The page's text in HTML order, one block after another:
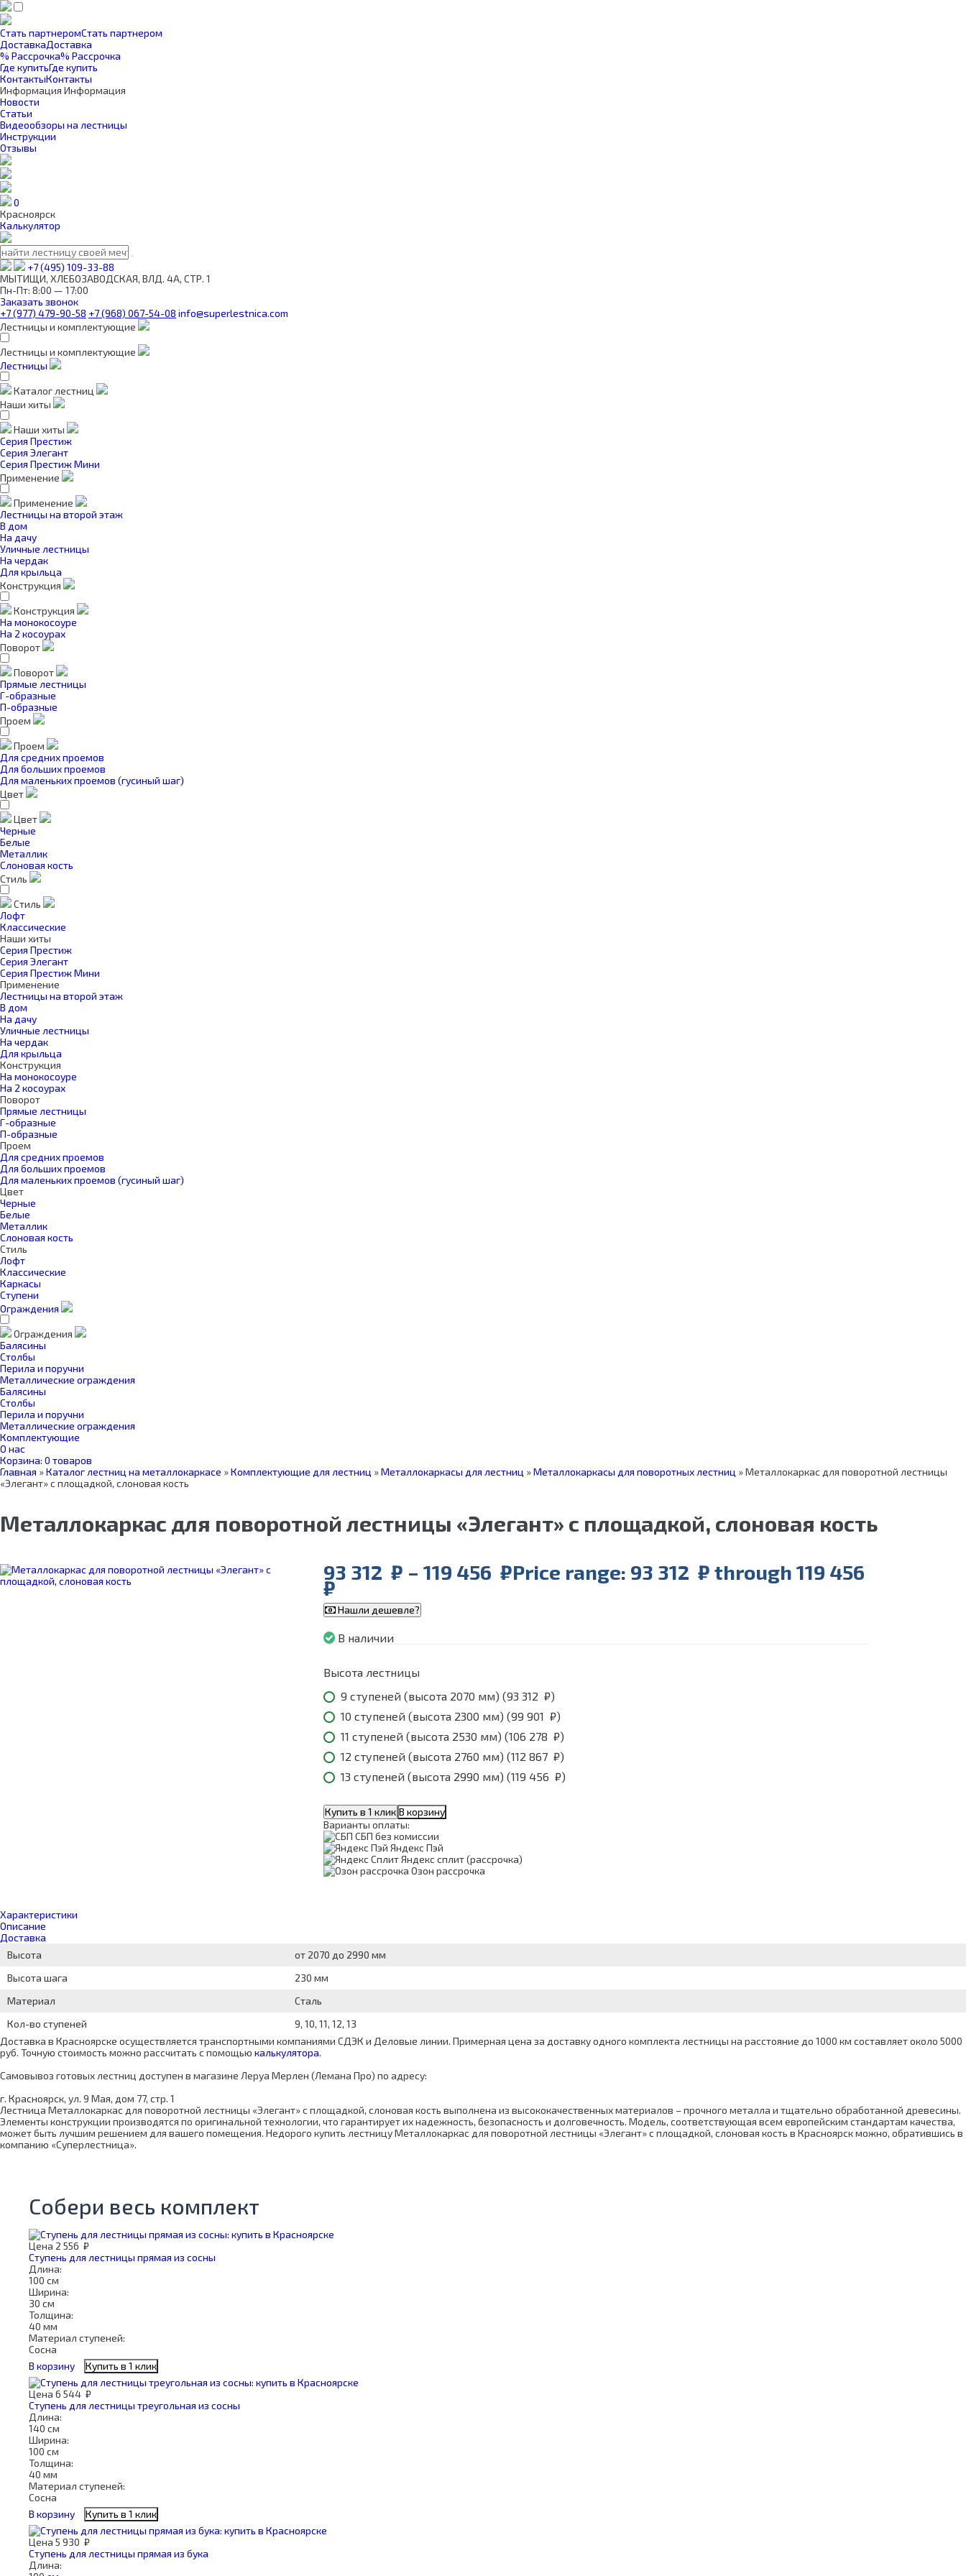
Стать партнеромСтать партнером
ДоставкаДоставка
% Рассрочка% Рассрочка
Где купитьГде купить
КонтактыКонтакты
Информация Информация
Новости
Статьи
Видеообзоры на лестницы
Инструкции
Отзывы
0
Красноярск
Калькулятор
+7 (495) 109-33-88
МЫТИЩИ, ХЛЕБОЗАВОДСКАЯ, ВЛД. 4А, СТР. 1
Пн-Пт: 8:00 — 17:00
Заказать звонок
+7 (977) 479-90-58 +7 (968) 067-54-08 info@superlestnica.com
Лестницы и комплектующие
Лестницы и комплектующие
Лестницы
Каталог лестниц
Наши хиты
Наши хиты
Серия Престиж
Серия Элегант
Серия Престиж Мини
Применение
Применение
Лестницы на второй этаж
В дом
На дачу
Уличные лестницы
На чердак
Для крыльца
Конструкция
Конструкция
На монокосоуре
На 2 косоурах
Поворот
Поворот
Прямые лестницы
Г-образные
П-образные
Проем
Проем
Для средних проемов
Для больших проемов
Для маленьких проемов (гусиный шаг)
Цвет
Цвет
Черные
Белые
Металлик
Слоновая кость
Стиль
Стиль
Лофт
Классические
Наши хиты
Серия Престиж
Серия Элегант
Серия Престиж Мини
Применение
Лестницы на второй этаж
В дом
На дачу
Уличные лестницы
На чердак
Для крыльца
Конструкция
На монокосоуре
На 2 косоурах
Поворот
Прямые лестницы
Г-образные
П-образные
Проем
Для средних проемов
Для больших проемов
Для маленьких проемов (гусиный шаг)
Цвет
Черные
Белые
Металлик
Слоновая кость
Стиль
Лофт
Классические
Каркасы
Ступени
Ограждения
Ограждения
Балясины
Столбы
Перила и поручни
Металлические ограждения
Балясины
Столбы
Перила и поручни
Металлические ограждения
Комплектующие
О нас
Корзина: 0 товаров
Главная »Каталог лестниц на металлокаркасе »Комплектующие для лестниц »Металлокаркасы для лестниц »Металлокаркасы для поворотных лестниц »Металлокаркас для поворотной лестницы
«Элегант» с площадкой, слоновая кость
Металлокаркас для поворотной лестницы «Элегант» с площадкой, слоновая кость
93 312 ₽ – 119 456 ₽Price range: 93 312 ₽ through 119 456
₽
Нашли дешевле?
В наличии
Высота лестницы
9 ступеней (высота 2070 мм) (93 312 ₽)
10 ступеней (высота 2300 мм) (99 901 ₽)
11 ступеней (высота 2530 мм) (106 278 ₽)
12 ступеней (высота 2760 мм) (112 867 ₽)
13 ступеней (высота 2990 мм) (119 456 ₽)
Купить в 1 клик В корзину
Варианты оплаты:
СБП без комиссии
Яндекс Пэй
Яндекс сплит (рассрочка)
Озон рассрочка
Характеристики
Описание
Доставка
Высота
от 2070 до 2990 мм
Высота шага
230 мм
Материал
Сталь
Кол-во ступеней
9, 10, 11, 12, 13
Доставка в Красноярске осуществляется транспортными компаниями СДЭК и Деловые линии. Примерная цена за доставку одного комплекта лестницы на расстояние до 1000 км составляет около 5000
руб. Точную стоимость можно рассчитать с помощью калькулятора.
Самовывоз готовых лестниц доступен в магазине Леруа Мерлен (Лемана Про) по адресу:
г. Красноярск, ул. 9 Мая, дом 77, стр. 1
Лестница Металлокаркас для поворотной лестницы «Элегант» с площадкой, слоновая кость выполнена из высококачественных материалов – прочного металла и тщательно обработанной древесины.
Элементы конструкции производятся по оригинальной технологии, что гарантирует их надежность, безопасность и долговечность. Модель, соответствующая всем европейским стандартам качества,
может быть лучшим решением для вашего помещения. Недорого купить лестницу Металлокаркас для поворотной лестницы «Элегант» с площадкой, слоновая кость в Красноярск можно, обратившись в
компанию «Суперлестница».
Собери весь комплект
Цена 2 556 ₽
Ступень для лестницы прямая из сосны
Длина:
100 см
Ширина:
30 см
Толщина:
40 мм
Материал ступеней:
Сосна
В корзину
Купить в 1 клик
Цена 6 544 ₽
Ступень для лестницы треугольная из сосны
Длина:
140 см
Ширина:
100 см
Толщина:
40 мм
Материал ступеней:
Сосна
В корзину
Купить в 1 клик
Цена 5 930 ₽
Ступень для лестницы прямая из бука
Длина: